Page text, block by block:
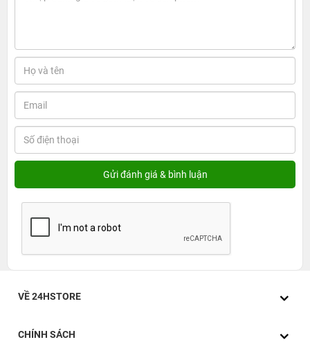
VỀ 24HSTORE
CHÍNH SÁCH